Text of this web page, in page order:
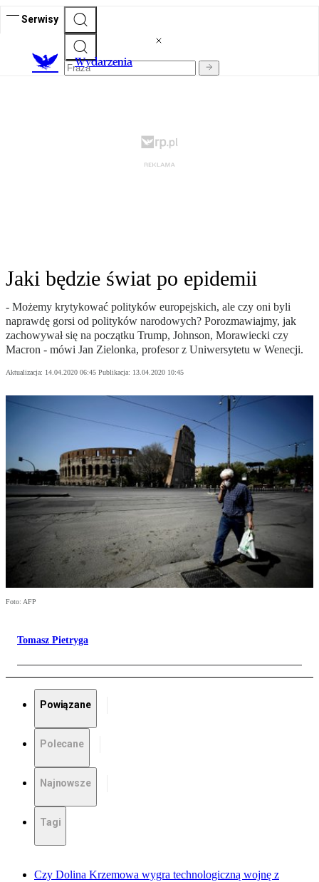
Serwisy
Wydarzenia
Jaki będzie świat po epidemii
- Możemy krytykować polityków europejskich, ale czy oni byli
naprawdę gorsi od polityków narodowych? Porozmawiajmy, jak
zachowywał się na początku Trump, Johnson, Morawiecki czy
Macron - mówi Jan Zielonka, profesor z Uniwersytetu w Wenecji.
Aktualizacja: 14.04.2020 06:45 Publikacja: 13.04.2020 10:45
Foto: AFP
Tomasz Pietryga
Powiązane
Polecane
Najnowsze
Tagi
Czy Dolina Krzemowa wygra technologiczną wojnę z